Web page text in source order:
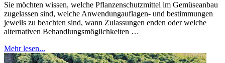
Sie möchten wissen, welche Pflanzenschutzmittel im Gemüseanbau
zugelassen sind, welche Anwendungauflagen- und bestimmungen
jeweils zu beachten sind, wann Zulassungen enden oder welche
alternativen Behandlungsmöglichkeiten …
Mehr lesen...